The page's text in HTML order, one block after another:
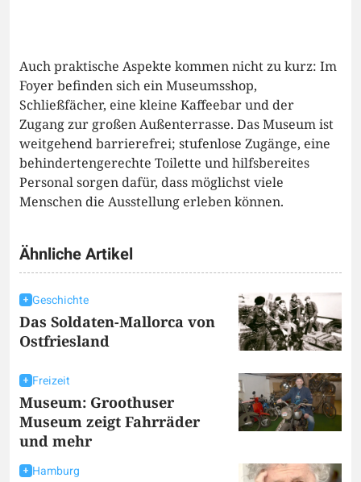
Auch praktische Aspekte kommen nicht zu kurz: Im
Foyer befinden sich ein Museumsshop,
Schließfächer, eine kleine Kaffeebar und der
Zugang zur großen Außenterrasse. Das Museum ist
weitgehend barrierefrei; stufenlose Zugänge, eine
behindertengerechte Toilette und hilfsbereites
Personal sorgen dafür, dass möglichst viele
Menschen die Ausstellung erleben können.
Ähnliche Artikel
Geschichte
Das Soldaten-Mallorca von
Ostfriesland
Freizeit
Museum: Groothuser
Museum zeigt Fahrräder
und mehr
Hamburg